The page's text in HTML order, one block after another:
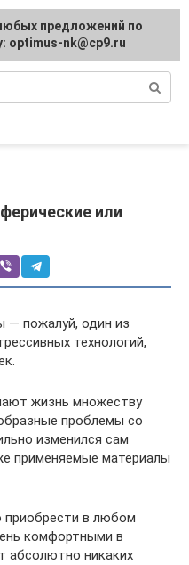
или
— пожалуй, один из
технологий,
жизнь множеству
проблемы со
изменился сам
применяемые материалы
в любом
комфортными в
абсолютно никаких
предложений по
optimus-nk@cp9.ru